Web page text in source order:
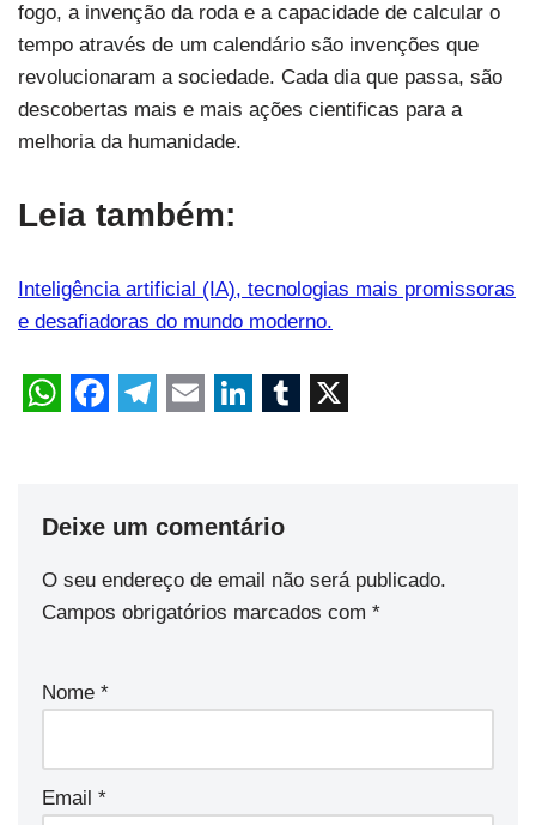
fogo, a invenção da roda e a capacidade de calcular o
tempo através de um calendário são invenções que
revolucionaram a sociedade. Cada dia que passa, são
descobertas mais e mais ações cientificas para a
melhoria da humanidade.
Leia também:
Inteligência artificial (IA), tecnologias mais promissoras
e desafiadoras do mundo moderno.
Deixe um comentário
O seu endereço de email não será publicado.
Campos obrigatórios marcados com *
Nome *
Email *